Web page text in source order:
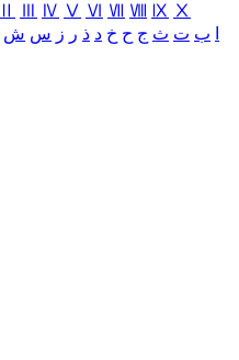
Ⅳ Ⅴ Ⅵ Ⅶ Ⅷ Ⅸ Ⅹ
ب ت ث ج ح خ د ذ ر ز س ش